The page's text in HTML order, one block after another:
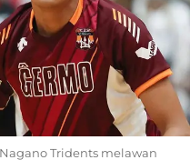
Tridents melawan